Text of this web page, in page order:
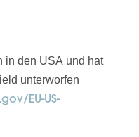
in den USA und hat
unterworfen
EU-US-